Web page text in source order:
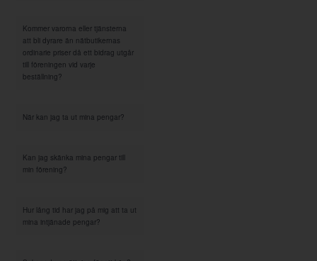
Kommer varorna eller tjänsterna
att bli dyrare än nätbutikernas
ordinarie priser då ett bidrag utgår
till föreningen vid varje
beställning?
När kan jag ta ut mina pengar?
Kan jag skänka mina pengar till
min förening?
Hur lång tid har jag på mig att ta ut
mina intjänade pengar?